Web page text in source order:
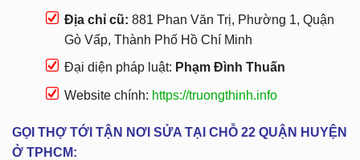
Địa chỉ cũ: 881 Phan Văn Trị, Phường 1, Quận
Gò Vấp, Thành Phố Hồ Chí Minh
Đại diện pháp luật: Phạm Đình Thuấn
Website chính: https://truongthinh.info
GỌI THỢ TỚI TẬN NƠI SỬA TẠI CHỖ 22 QUẬN HUYỆN
Ở TPHCM: